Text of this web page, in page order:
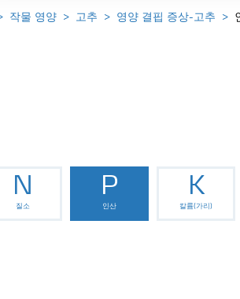
작물 영양 고추 영양 결핍 증상-고추
N
질소
P
인산
K
칼륨(가리)